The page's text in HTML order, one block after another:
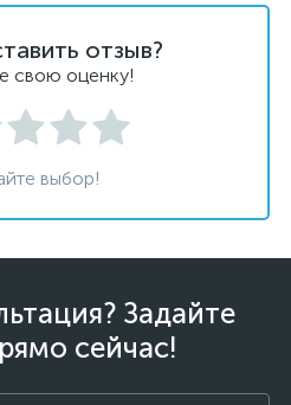
отзыв?
свою оценку!
выбор!
Задайте
сейчас!